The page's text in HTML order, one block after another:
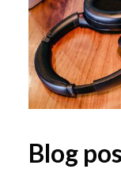
Blog